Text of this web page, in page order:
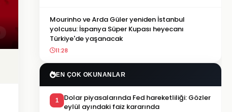
Mourinho ve Arda Güler yeniden İstanbul
yolcusu: İspanya Süper Kupası heyecanı
Türkiye'de yaşanacak
11:28
EN ÇOK OKUNANLAR
1
Dolar piyasalarında Fed hareketliliği: Gözler
eylül ayındaki faiz kararında